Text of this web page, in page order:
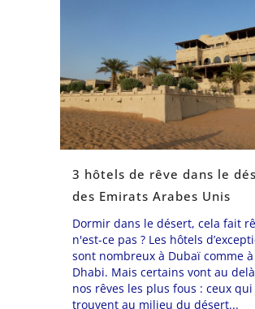
3 hôtels de rêve dans le
des Emirats Arabes Unis
Dormir dans le désert, cela fait
n'est-ce pas ? Les hôtels
sont nombreux à Dubaï comme
Dhabi. Mais certains vont au
nos rêves les plus fous : ceux qui
trouvent au milieu du désert...